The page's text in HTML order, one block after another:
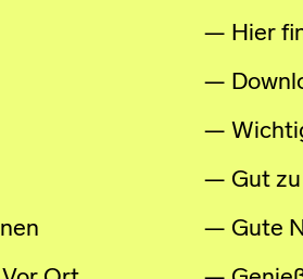
Hier
Gut
Gute